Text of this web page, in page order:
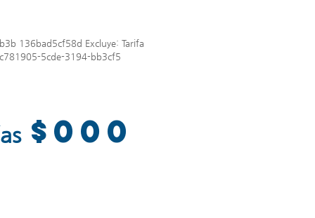
136bad5cf58d Excluye: Tarifa
5cde-3194-bb3cf5
$000